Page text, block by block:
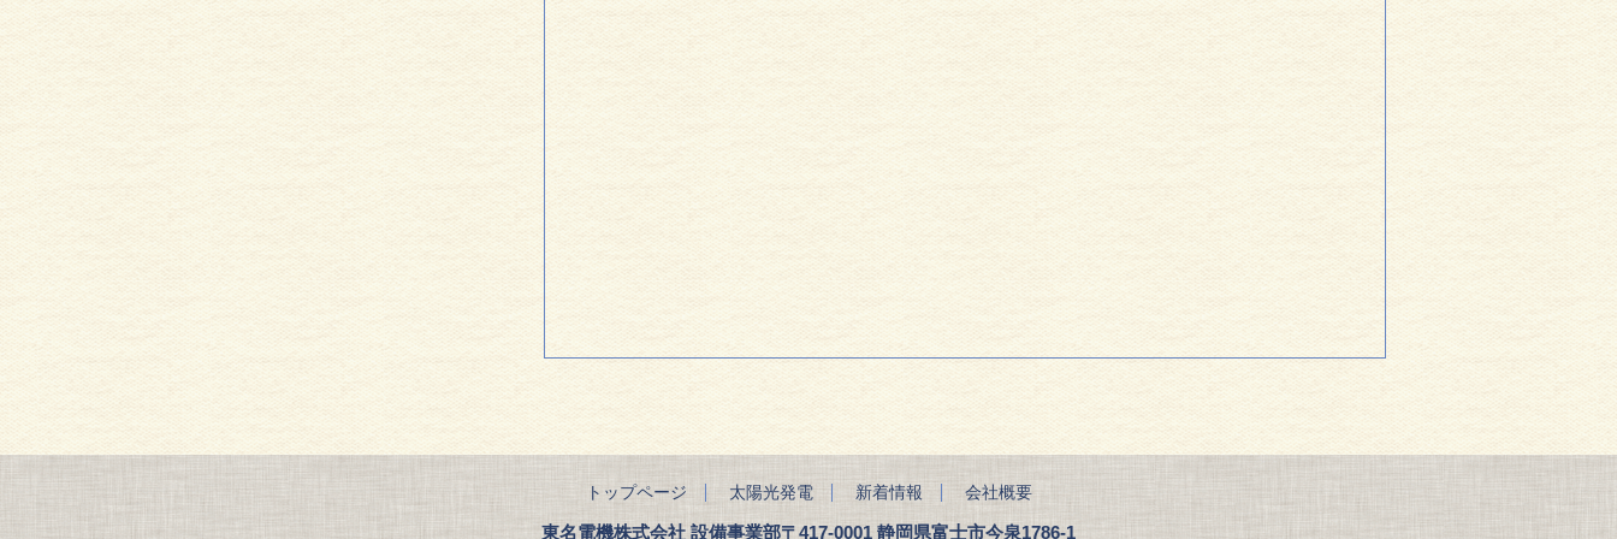
トップページ 太陽光発電 新着情報 会社概要
東名電機株式会社 設備事業部〒417-0001 静岡県富士市今泉1786-1